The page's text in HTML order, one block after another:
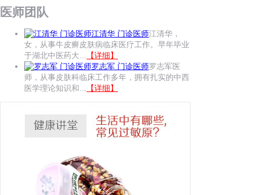
医师团队
江清华 门诊医师江清华，
女，从事牛皮癣皮肤病临床医疗工作。早年毕业
于湖北中医药大... 【详细】
罗志军 门诊医师罗志军医
师，从事皮肤科临床工作多年，拥有扎实的中西
医学理论知识和... 【详细】